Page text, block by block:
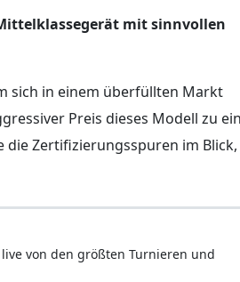
mit sinnvollen
sich in einem überfüllten Markt
Preis dieses Modell zu
die Zertifizierungsspuren im
von den größten Turnieren und